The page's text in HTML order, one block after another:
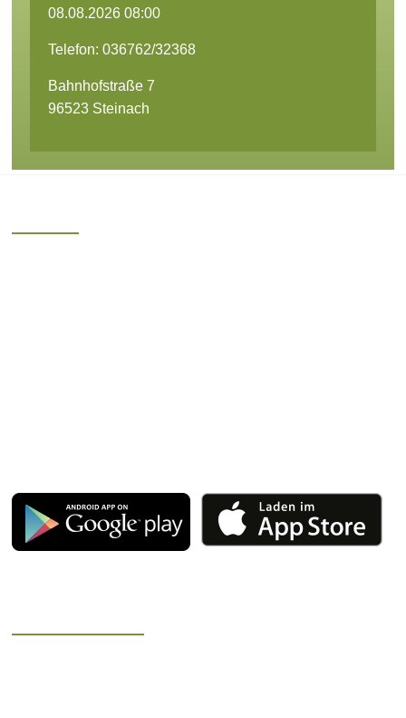
08.08.2026 08:00
Telefon: 036762/32368
Bahnhofstraße 7
96523 Steinach